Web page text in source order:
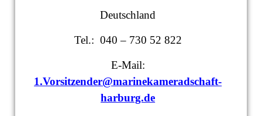
Deutschland
Tel.: 040 – 730 52 822
E-Mail:
1.Vorsitzender@marinekameradschaft-
harburg.de